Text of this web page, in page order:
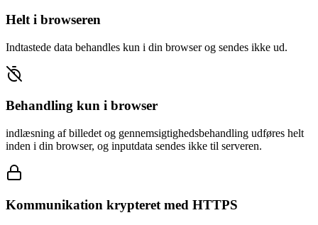
Helt i browseren
Indtastede data behandles kun i din browser og sendes ikke ud.
Behandling kun i browser
indlæsning af billedet og gennemsigtighedsbehandling udføres helt
inden i din browser, og inputdata sendes ikke til serveren.
Kommunikation krypteret med HTTPS